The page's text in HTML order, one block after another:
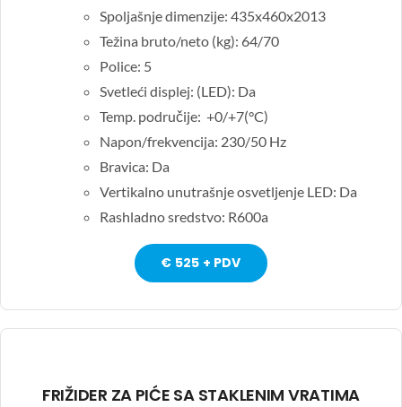
Spoljašnje dimenzije: 435x460x2013
Težina bruto/neto (kg): 64/70
Police: 5
Svetleći displej: (LED): Da
Temp. područije: +0/+7(°C)
Napon/frekvencija: 230/50 Hz
Bravica: Da
Vertikalno unutrašnje osvetljenje LED: Da
Rashladno sredstvo: R600a
€ 525 + PDV
FRIŽIDER ZA PIĆE SA STAKLENIM VRATIMA